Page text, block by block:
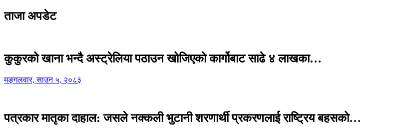
ताजा अपडेट
कुकुरको खाना भन्दै अस्ट्रेलिया पठाउन खोजिएको कार्गोबाट साढे ४ लाखका…
मङ्गलवार, साउन ५, २०८३
पत्रकार मातृका दाहाल: जसले नक्कली भुटानी शरणार्थी प्रकरणलाई राष्ट्रिय बहसको…